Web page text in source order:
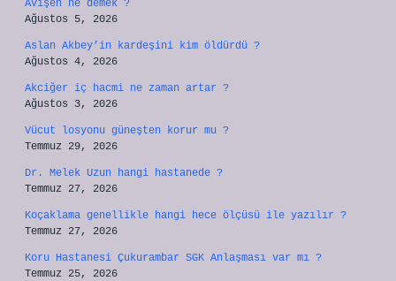
Avişen ne demek ?
Ağustos 5, 2026
Aslan Akbey’in kardeşini kim öldürdü ?
Ağustos 4, 2026
Akciğer iç hacmi ne zaman artar ?
Ağustos 3, 2026
Vücut losyonu güneşten korur mu ?
Temmuz 29, 2026
Dr. Melek Uzun hangi hastanede ?
Temmuz 27, 2026
Koçaklama genellikle hangi hece ölçüsü ile yazılır ?
Temmuz 27, 2026
Koru Hastanesi Çukurambar SGK Anlaşması var mı ?
Temmuz 25, 2026